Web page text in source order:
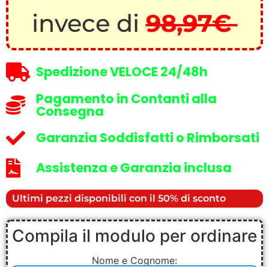
invece di98,97€
Spedizione VELOCE 24/48h
Pagamento in Contanti alla
Consegna
Garanzia Soddisfatti o Rimborsati
Assistenza e Garanzia inclusa
Ultimi pezzi disponibili con il 50% di sconto
Compila il modulo per ordinare
Nome e Cognome: